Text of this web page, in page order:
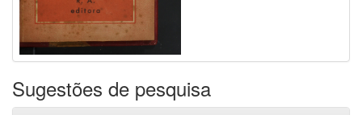
Sugestões de pesquisa